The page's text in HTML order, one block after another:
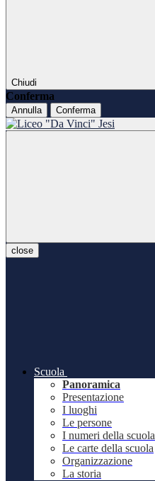
Chiudi
Conferma
Annulla Conferma
close
Scuola
Panoramica
Presentazione
I luoghi
Le persone
I numeri della scuola
Le carte della scuola
Organizzazione
La storia